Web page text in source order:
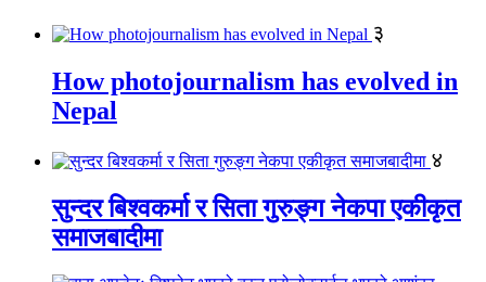
३
How photojournalism has evolved in
Nepal
४
सुन्दर बिश्वकर्मा र सिता गुरुङ्ग नेकपा एकीकृत
समाजबादीमा